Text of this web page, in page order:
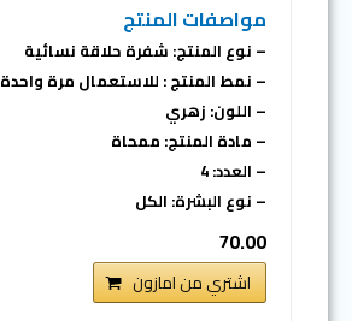
مواصفات المنتج
– نوع المنتج: شفرة حلاقة نسائية
– نمط المنتج : للاستعمال مرة واحدة
– اللون: زهري
– مادة المنتج: ممحاة
– العدد: 4
– نوع البشرة: الكل
70.00
اشتري من امازون